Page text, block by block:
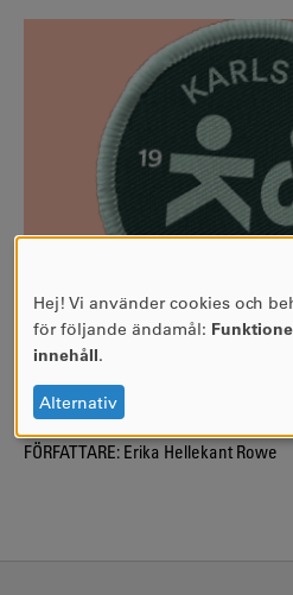
FÖRFATTARE: Erika Hellekant Rowe
ANVÄNDNING
AV
OCH
COOKIES
Hej! Vi använder cookies och
för följande ändamål:
innehåll.
Alternativ